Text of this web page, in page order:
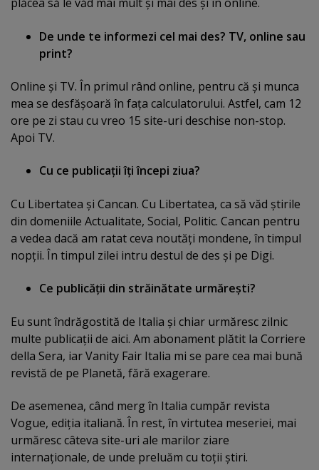
De unde te informezi cel mai des? TV, online sau
print?
Online şi TV. În primul rând online, pentru că şi munca
mea se desfăşoară în faţa calculatorului. Astfel, cam 12
ore pe zi stau cu vreo 15 site-uri deschise non-stop.
Apoi TV.
Cu ce publicaţii îţi începi ziua?
Cu Libertatea şi Cancan. Cu Libertatea, ca să văd ştirile
din domeniile Actualitate, Social, Politic. Cancan pentru
a vedea dacă am ratat ceva noutăţi mondene, în timpul
nopţii. În timpul zilei intru destul de des şi pe Digi.
Ce publicăţii din străinătate urmăreşti?
Eu sunt îndrăgostită de Italia şi chiar urmăresc zilnic
multe publicaţii de aici. Am abonament plătit la Corriere
della Sera, iar Vanity Fair Italia mi se pare cea mai bună
revistă de pe Planetă, fără exagerare.
De asemenea, când merg în Italia cumpăr revista
Vogue, ediţia italiană. În rest, în virtutea meseriei, mai
urmăresc câteva site-uri ale marilor ziare
internaţionale, de unde preluăm cu toţii ştiri.